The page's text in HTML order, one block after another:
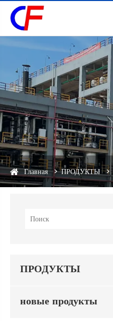
Главная ПРОДУКТЫ
ПРОДУКТЫ
новые продукты